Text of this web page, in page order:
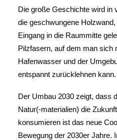
Die große Geschichte wird in
die geschwungene
Eingang in die Raummitte
Pilzfasern, auf dem man sich
Hafenwasser und der
entspannt zurücklehnen kann.
Der Umbau 2030 zeigt, dass
Natur(-materialien) die
konsumieren ist das neue
Bewegung der 2030er Jahre.